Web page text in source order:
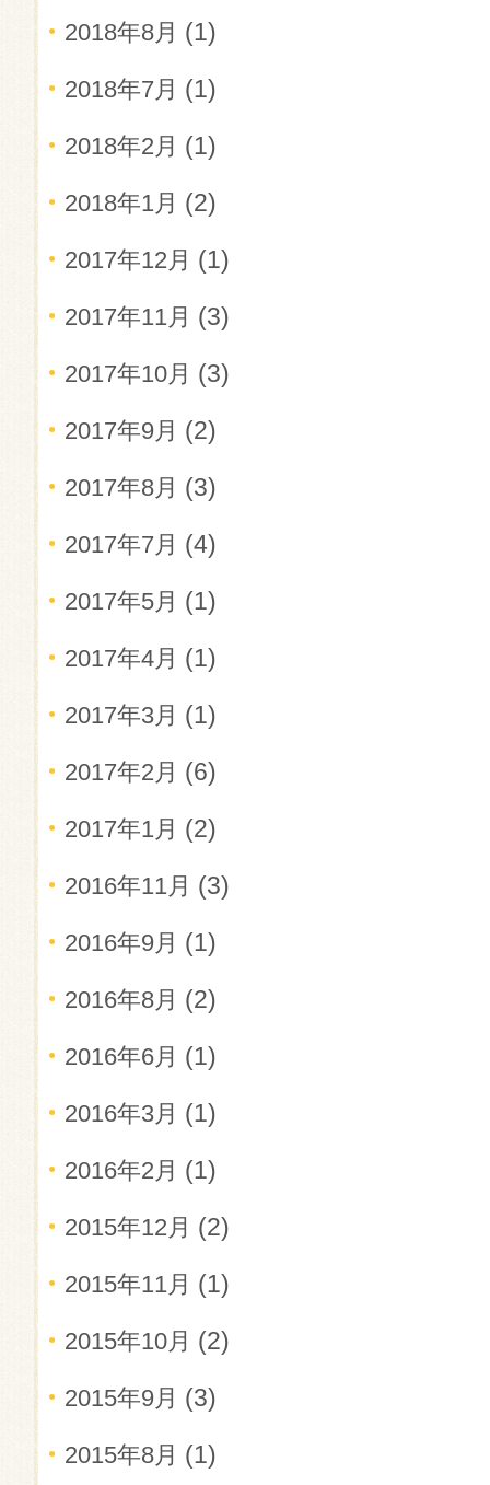
2018年8月 (1)
2018年7月 (1)
2018年2月 (1)
2018年1月 (2)
2017年12月 (1)
2017年11月 (3)
2017年10月 (3)
2017年9月 (2)
2017年8月 (3)
2017年7月 (4)
2017年5月 (1)
2017年4月 (1)
2017年3月 (1)
2017年2月 (6)
2017年1月 (2)
2016年11月 (3)
2016年9月 (1)
2016年8月 (2)
2016年6月 (1)
2016年3月 (1)
2016年2月 (1)
2015年12月 (2)
2015年11月 (1)
2015年10月 (2)
2015年9月 (3)
2015年8月 (1)